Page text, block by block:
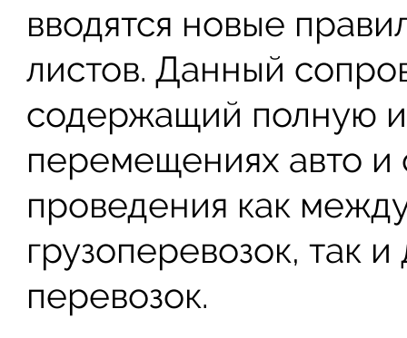
вводятся новые
листов. Данный
содержащий полную
перемещениях авто и
проведения как
грузоперевозок, так
перевозок.